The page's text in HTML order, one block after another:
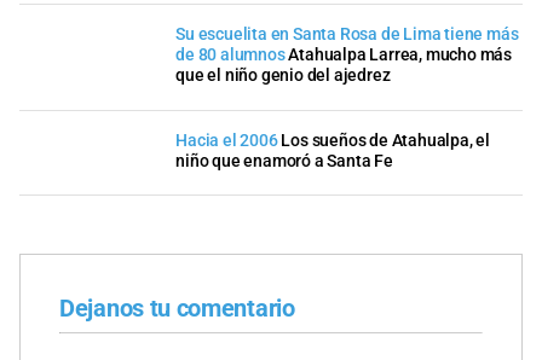
Su escuelita en Santa Rosa de Lima tiene más
de 80 alumnosAtahualpa Larrea, mucho más
que el niño genio del ajedrez
Hacia el 2006 Los sueños de Atahualpa, el
niño que enamoró a Santa Fe
Dejanos tu comentario